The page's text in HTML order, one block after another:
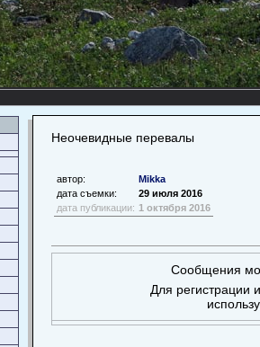
Неочевидные перевалы
автор:
Mikka
дата съемки:
29 июля 2016
дата публикации: 1 октября 2016
Сообщения
Для регистрации